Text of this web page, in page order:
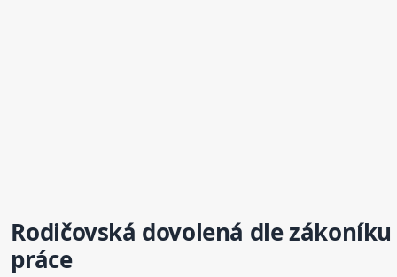
Rodičovská dovolená dle zákoníku
práce